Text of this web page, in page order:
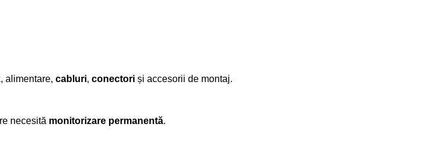
, alimentare, cabluri, conectori și accesorii de montaj.
necesită monitorizare permanentă.